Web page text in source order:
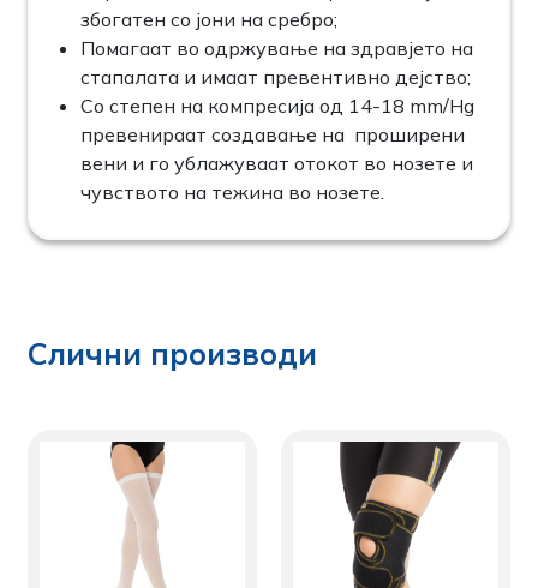
збогатен со јони на сребро;
Помагаат во одржување на здравјето на
стапалата и имаат превентивно дејство;
Со степен на компресија од 14-18 mm/Hg
превенираат создавање на проширени
вени и го ублажуваат отокот во нозете и
чувството на тежина во нозете.
Слични производи